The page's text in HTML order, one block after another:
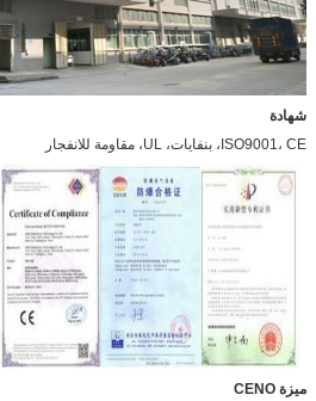
شهادة
ISO9001، CE، بنفايات، UL، مقاومة للانفجار
ميزة CENO